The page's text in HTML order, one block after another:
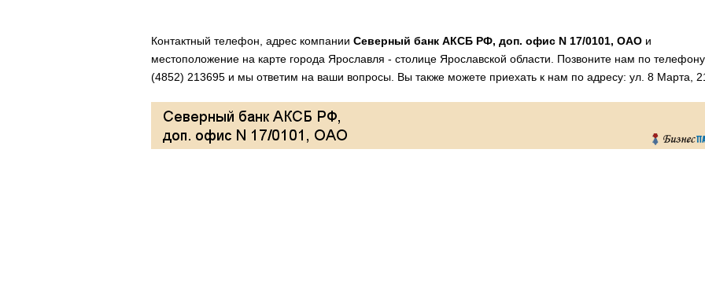
Контактный телефон, адрес компании Северный банк АКСБ РФ, доп. офис N 17/0101, ОАО и
местоположение на карте города Ярославля - столице Ярославской области. Позвоните нам по
(4852) 213695 и мы ответим на ваши вопросы. Вы также можете приехать к нам по адресу: ул. 8 Марта,